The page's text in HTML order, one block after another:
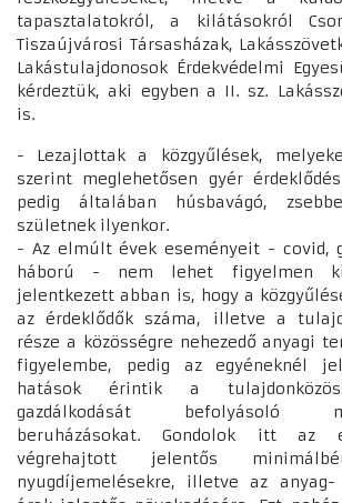
tapasztalatokról, a kilátásokról
Tiszaújvárosi Társasházak,
Lakástulajdonosok Érdekvédelmi
kérdeztük, aki egyben a II. sz.
is.
- Lezajlottak a közgyűlések,
szerint meglehetősen gyér
pedig általában húsbavágó,
születnek ilyenkor.
- Az elmúlt évek eseményeit - covid,
háború - nem lehet figyelmen
jelentkezett abban is, hogy a
az érdeklődők száma, illetve a
része a közösségre nehezedő anyagi
figyelembe, pedig az egyéneknél
hatások érintik a
gazdálkodását befolyásoló
beruházásokat. Gondolok itt az
végrehajtott jelentős
nyugdíjemelésekre, illetve az